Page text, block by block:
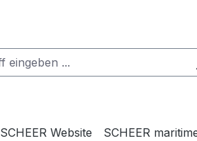
SCHEER Website SCHEER